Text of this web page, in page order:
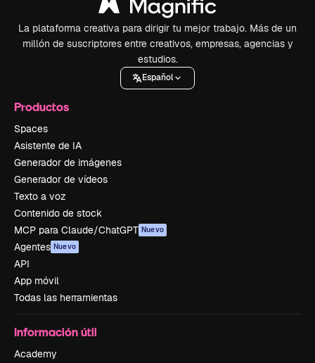
La plataforma creativa para dirigir tu mejor trabajo. Más de un
millón de suscriptores entre creativos, empresas, agencias y
estudios.
Español
Productos
Spaces
Asistente de IA
Generador de imágenes
Generador de vídeos
Texto a voz
Contenido de stock
MCP para Claude/ChatGPT Nuevo
Agentes Nuevo
API
App móvil
Todas las herramientas
Información útil
Academy